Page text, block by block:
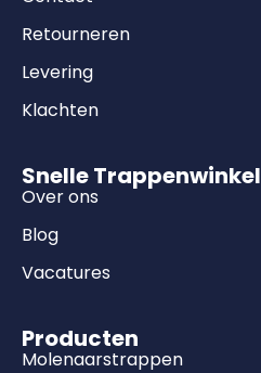
Retourneren
Levering
Klachten
Snelle Trappenwinkel
Over ons
Blog
Vacatures
Producten
Molenaarstrappen